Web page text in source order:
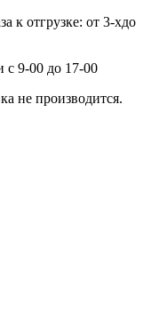
к отгрузке: от 3-хдо
с 9-00 до 17-00
не производится.